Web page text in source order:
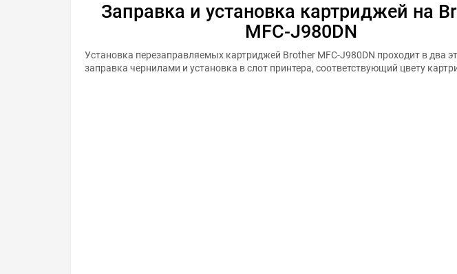
Заправка и установка картриджей на
MFC-J980DN
Установка перезаправляемых картриджей Brother MFC-J980DN проходит в два
заправка чернилами и установка в слот принтера, соответствующий цвету